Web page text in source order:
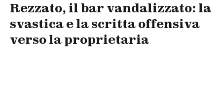
Rezzato, il bar vandalizzato: la
svastica e la scritta offensiva
verso la proprietaria